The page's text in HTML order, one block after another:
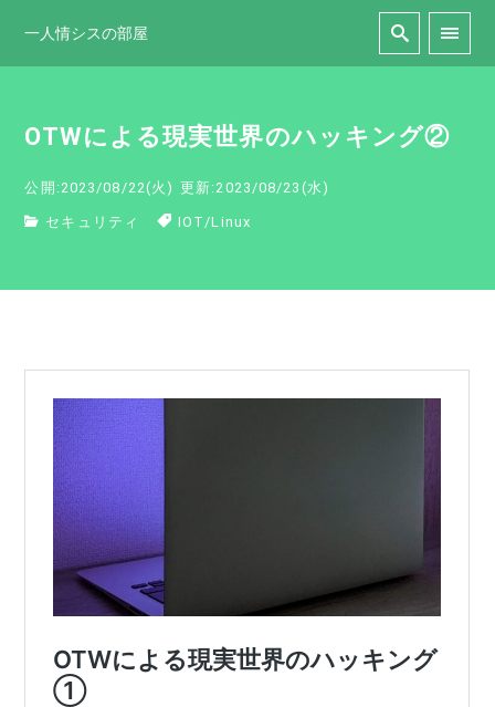
一人情シスの部屋
OTWによる現実世界のハッキング②
公開:2023/08/22(火) 更新:2023/08/23(水)
セキュリティ IOT /Linux